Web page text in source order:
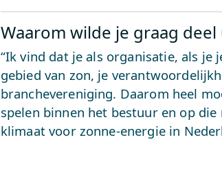
Waarom wilde je graag
“Ik vind dat je als organisatie, als
gebied van zon, je
branchevereniging. Daarom heel
spelen binnen het bestuur en op
klimaat voor zonne-energie in